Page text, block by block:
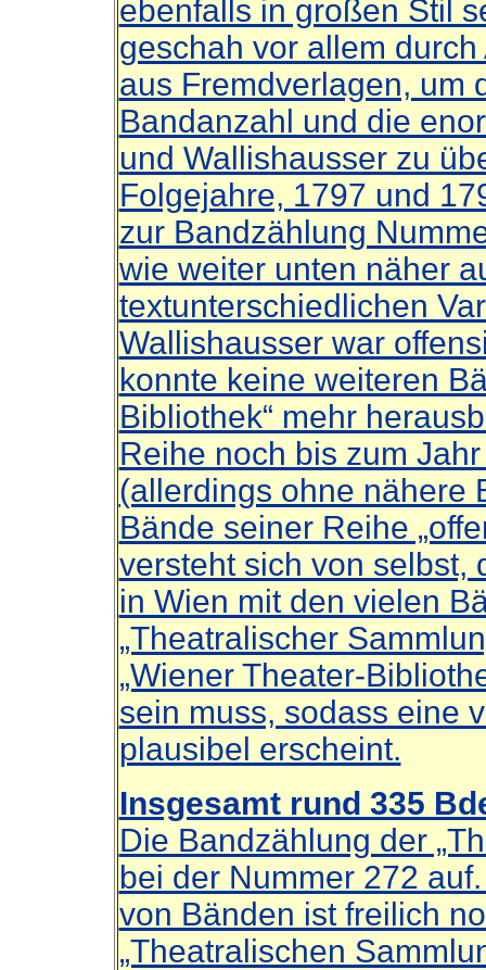
ebenfalls in großen Stil
geschah vor allem
aus Fremdverlagen, um
Bandanzahl und die
und Wallishausser zu
Folgejahre, 1797 und
zur Bandzählung
wie weiter unten näher
textunterschiedlichen
Wallishausser war
konnte keine weiteren
Bibliothek“ mehr
Reihe noch bis zum
(allerdings ohne nähere
Bände seiner Reihe
versteht sich von selbst,
in Wien mit den vielen
„Theatralischer
„Wiener Theater-
sein muss, sodass eine
plausibel erscheint.
Insgesamt rund 335
Die Bandzählung der
bei der Nummer 272
von Bänden ist freilich
„Theatralischen